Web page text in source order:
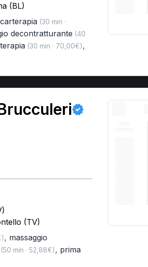
(BL)
(30 min ·
decontratturante (40
(30 min · 70,00€),
(TV)
, massaggio
(50 min · 52,88€), prima